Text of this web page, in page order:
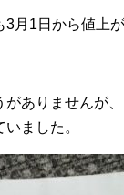
月1日から値上が
ありませんが
ました。